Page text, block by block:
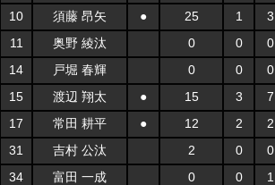
10
須藤 昂矢 ● 25 1 3
11
奥野 綾汰 0 0 0
14
戸堀 春輝 0 0 0
15
渡辺 翔太 ● 15 3 7
17
常田 耕平 ● 12 2 2
31
吉村 公汰 2 0 0
34
富田 一成 0 0 1